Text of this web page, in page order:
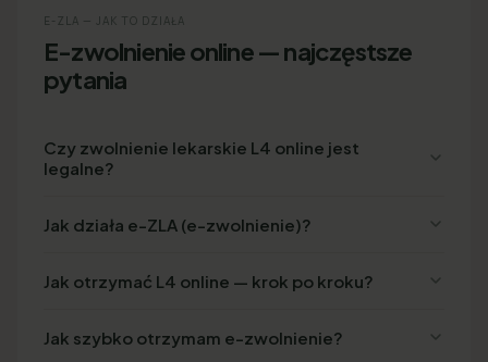
E-ZLA — JAK TO DZIAŁA
E-zwolnienie online — najczęstsze
pytania
Czy zwolnienie lekarskie L4 online jest
legalne?
Jak działa e-ZLA (e-zwolnienie)?
Jak otrzymać L4 online — krok po kroku?
Jak szybko otrzymam e-zwolnienie?